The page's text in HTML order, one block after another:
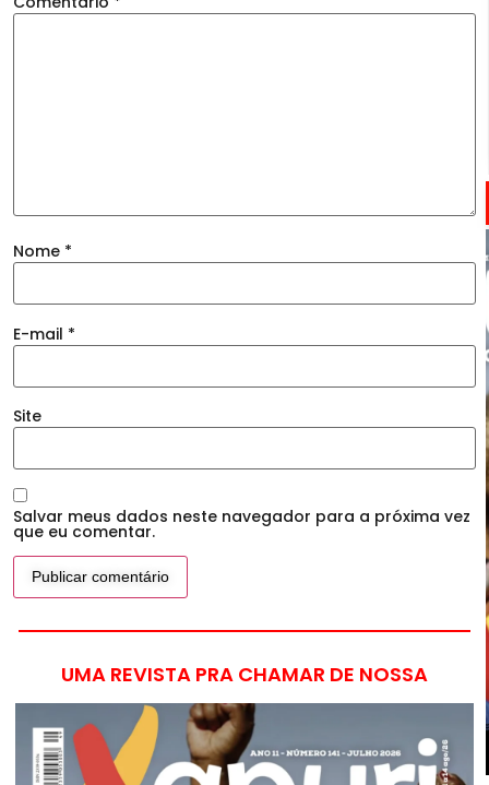
Nome *
E-mail *
Site
Salvar meus dados neste navegador para a próxima vez
que eu comentar.
UMA REVISTA PRA CHAMAR DE NOSSA